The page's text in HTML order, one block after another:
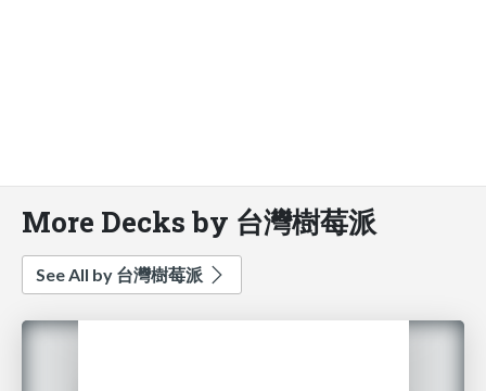
More Decks by 台灣樹莓派
See All by 台灣樹莓派